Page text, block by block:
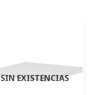
SIN EXISTENCIAS